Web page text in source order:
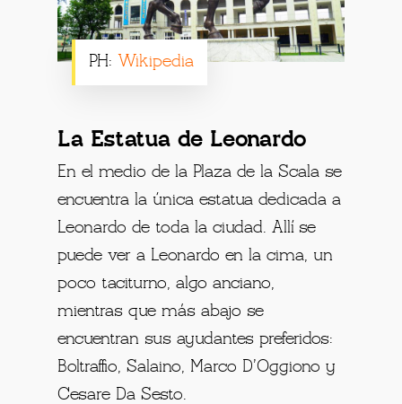
PH: Wikipedia
La Estatua de Leonardo
En el medio de la Plaza de la Scala se
encuentra la única estatua dedicada a
Leonardo de toda la ciudad. Allí se
puede ver a Leonardo en la cima, un
poco taciturno, algo anciano,
mientras que más abajo se
encuentran sus ayudantes preferidos:
Boltraffio, Salaino, Marco D’Oggiono y
Cesare Da Sesto.